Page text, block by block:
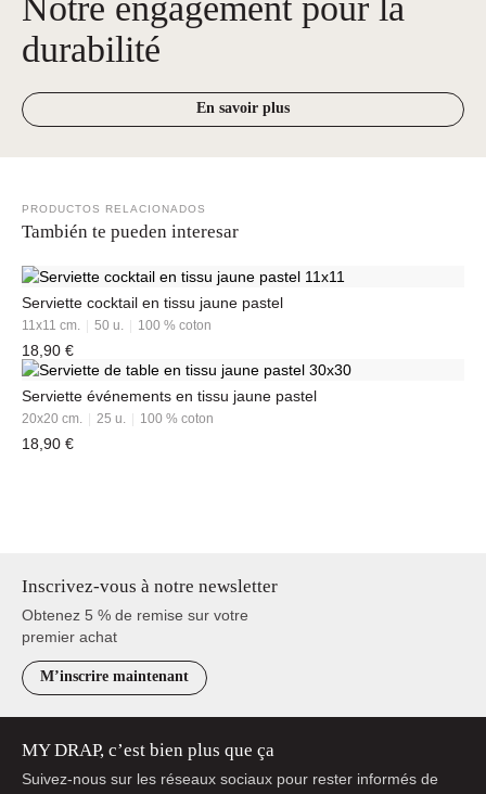
Notre engagement pour la
durabilité
En savoir plus
PRODUCTOS RELACIONADOS
También te pueden interesar
Serviette événements en tissu jaune pastel
20x20 cm. 25 u. 100 % coton
18,90 €
Serviette cocktail en tissu jaune pastel
11x11 cm. 50 u. 100 % coton
18,90 €
Inscrivez-vous à notre newsletter
Obtenez 5 % de remise sur votre
premier achat
M’inscrire maintenant
MY DRAP, c’est bien plus que ça
Suivez-nous sur les réseaux sociaux pour rester informés de